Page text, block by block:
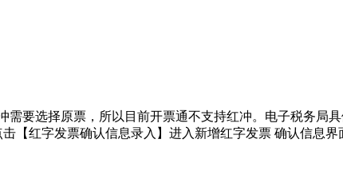
要选择原票，所以目前开票通不支持红冲。电子税务局
【红字发票确认信息录入】进入新增红字发票 确认信息